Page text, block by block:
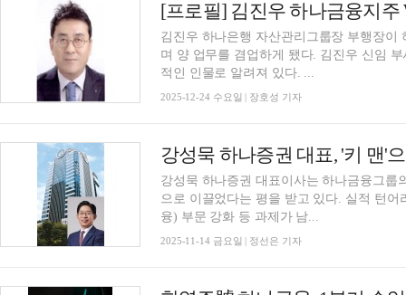
김진우 하나은행 자산관리그룹장 부행장
며 양 업무를 겸업하게 됐다. 김진우 신임 부사장은 하나은행의 영업력 증진을 이끌었던 중심
적인 인물로 알려져 있다. ...
2025-12-24 수요일 | 장호성 기자
강성묵 하나증권 대표이사는 하나금융그
으로 이끌었다는 평을 받고 있다. 실적 턴어
융) 부문 강화 등 과제가 남...
2025-11-14 금요일 | 정선은 기자